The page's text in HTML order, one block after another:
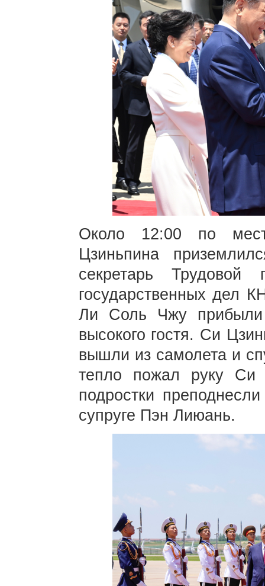
Около 12:00 по
Цзиньпина
секретарь Трудовой
государственных дел
Ли Соль Чжу прибыли
высокого гостя. Си
вышли из самолета и
тепло пожал руку Си
подростки
супруге Пэн Лиюань.